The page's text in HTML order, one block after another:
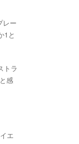
レー
1と
トラ
感
エ